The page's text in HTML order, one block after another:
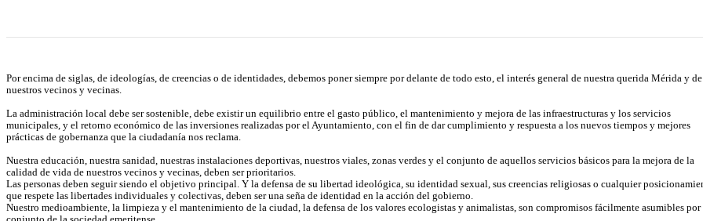
Por encima de siglas, de ideologías, de creencias o de identidades, debemos poner siempre por delante de todo esto, el interés general de nuestra querida Mérida y de
nuestros vecinos y vecinas.
La administración local debe ser sostenible, debe existir un equilibrio entre el gasto público, el mantenimiento y mejora de las infraestructuras y los servicios
municipales, y el retorno económico de las inversiones realizadas por el Ayuntamiento, con el fin de dar cumplimiento y respuesta a los nuevos tiempos y mejores
prácticas de gobernanza que la ciudadanía nos reclama.
Nuestra educación, nuestra sanidad, nuestras instalaciones deportivas, nuestros viales, zonas verdes y el conjunto de aquellos servicios básicos para la mejora de la
calidad de vida de nuestros vecinos y vecinas, deben ser prioritarios.
Las personas deben seguir siendo el objetivo principal. Y la defensa de su libertad ideológica, su identidad sexual, sus creencias religiosas o cualquier
que respete las libertades individuales y colectivas, deben ser una seña de identidad en la acción del gobierno.
Nuestro medioambiente, la limpieza y el mantenimiento de la ciudad, la defensa de los valores ecologistas y animalistas, son compromisos fácilmente asumibles por